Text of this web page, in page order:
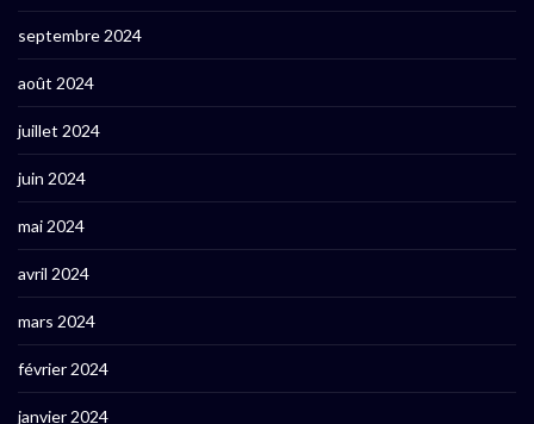
septembre 2024
août 2024
juillet 2024
juin 2024
mai 2024
avril 2024
mars 2024
février 2024
janvier 2024